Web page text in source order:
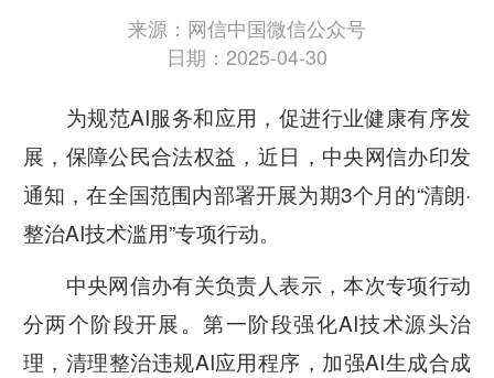
来源：网信中国微信公众号
日期：2025-04-30
为规范AI服务和应用，促进行业健康有序发
展，保障公民合法权益，近日，中央网信办印发
通知，在全国范围内部署开展为期3个月的“清朗·
整治AI技术滥用”专项行动。
中央网信办有关负责人表示，本次专项行动
分两个阶段开展。第一阶段强化AI技术源头治
理，清理整治违规AI应用程序，加强AI生成合成